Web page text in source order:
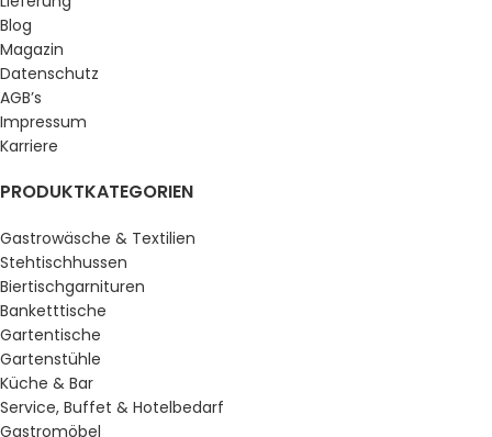
Blog
Magazin
Datenschutz
AGB’s
Impressum
Karriere
PRODUKTKATEGORIEN
Gastrowäsche & Textilien
Stehtischhussen
Biertischgarnituren
Banketttische
Gartentische
Gartenstühle
Küche & Bar
Service, Buffet & Hotelbedarf
Gastromöbel